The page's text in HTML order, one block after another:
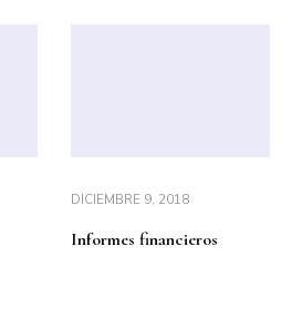
DICIEMBRE 9, 2018
Informes financieros